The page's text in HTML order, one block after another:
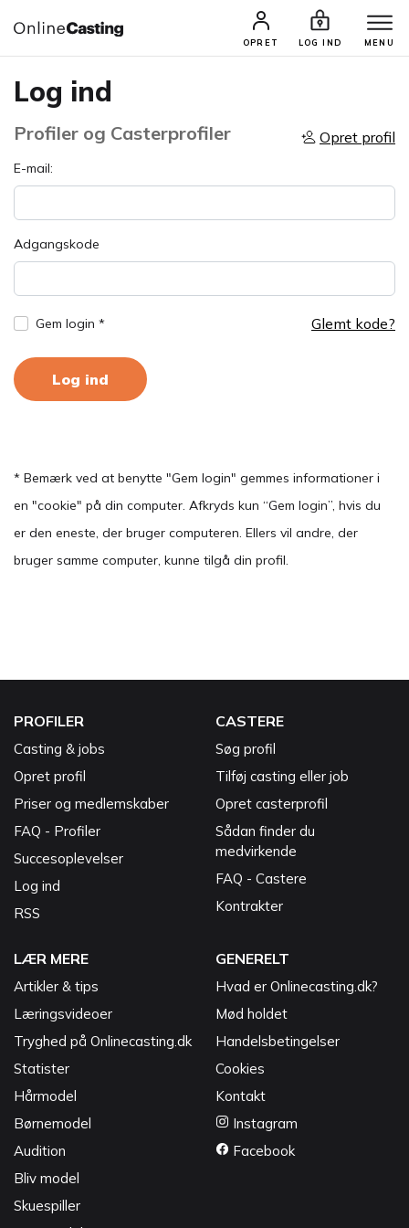
OPRET LOG IND MENU
Log ind
Profiler og Casterprofiler Opret profil
E-mail:
Adgangskode
Gem login * Glemt kode?
Log ind
* Bemærk ved at benytte "Gem login" gemmes informationer i
en "cookie" på din computer. Afkryds kun “Gem login”, hvis du
er den eneste, der bruger computeren. Ellers vil andre, der
bruger samme computer, kunne tilgå din profil.
PROFILER
Casting & jobs
Opret profil
Priser og medlemskaber
FAQ - Profiler
Succesoplevelser
Log ind
RSS
CASTERE
Søg profil
Tilføj casting eller job
Opret casterprofil
Sådan finder du
medvirkende
FAQ - Castere
Kontrakter
LÆR MERE
Artikler & tips
Læringsvideoer
Tryghed på Onlinecasting.dk
Statister
Hårmodel
Børnemodel
Audition
Bliv model
Skuespiller
GENERELT
Hvad er Onlinecasting.dk?
Mød holdet
Handelsbetingelser
Cookies
Kontakt
Instagram
Facebook